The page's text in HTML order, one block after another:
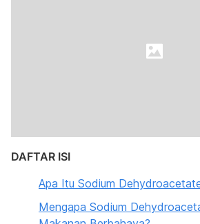
DAFTAR ISI
Apa Itu Sodium
Mengapa Sodium